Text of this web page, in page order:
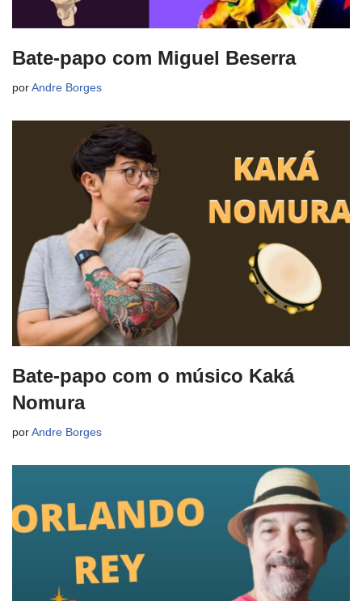
Bate-papo com Miguel Beserra
por Andre Borges
Bate-papo com o músico Kaká
Nomura
por Andre Borges